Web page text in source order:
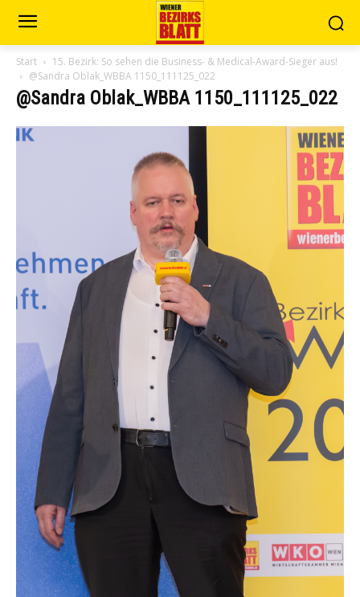
Start
15. Bezirk: So sehen die Business- & Medical-Award-Sieger aus!
@Sandra Oblak_WBBA 1150_111125_022
@Sandra Oblak_WBBA 1150_111125_022